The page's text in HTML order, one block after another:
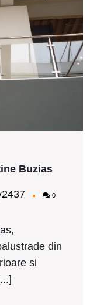
Buzias
inox
bagy2437
0
din
si